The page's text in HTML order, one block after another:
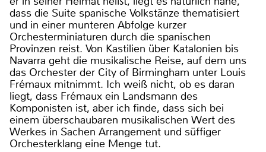
dass die Suite spanische Volkstänze thematisiert
und in einer munteren Abfolge kurzer
Orchesterminiaturen durch die spanischen
Provinzen reist. Von Kastilien über Katalonien bis
Navarra geht die musikalische Reise, auf dem uns
das Orchester der City of Birmingham unter Louis
Frémaux mitnimmt. Ich weiß nicht, ob es daran
liegt, dass Frémaux ein Landsmann des
Komponisten ist, aber ich finde, dass sich bei
einem überschaubaren musikalischen Wert des
Werkes in Sachen Arrangement und süffiger
Orchesterklang eine Menge tut.